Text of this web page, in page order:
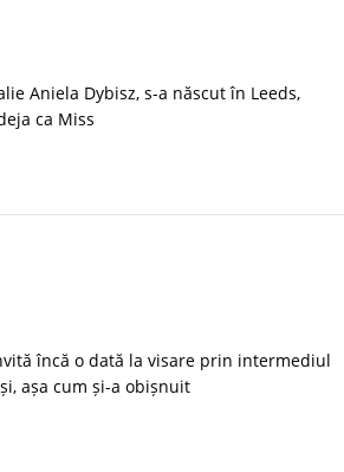
Aniela Dybisz, s-a născut în Leeds,
ca Miss
încă o dată la visare prin intermediul
așa cum și-a obișnuit